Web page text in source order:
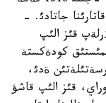
قاتارئنا جاتادئ. -
قئز الئپ
كودةكستة
ةدئ،
قئز الئپ قاشؤ